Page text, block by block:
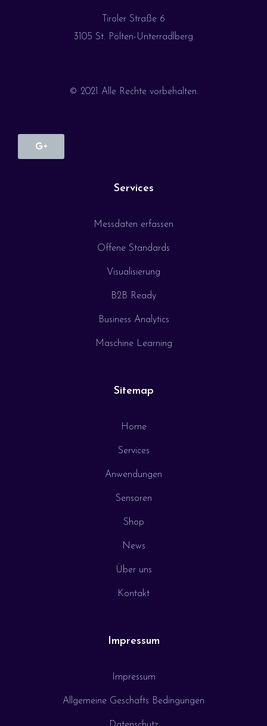
Tiroler Straße 6
3105 St. Pölten-Unterradlberg
© 2021 Alle Rechte vorbehalten.
Services
Messdaten erfassen
Offene Standards
Visualisierung
B2B Ready
Business Analytics
Maschine Learning
Sitemap
Home
Services
Anwendungen
Sensoren
Shop
News
Über uns
Kontakt
Impressum
Impressum
Allgemeine Geschäfts Bedingungen